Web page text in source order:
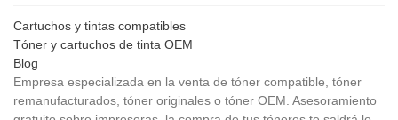
Cartuchos y tintas compatibles
Tóner y cartuchos de tinta OEM
Blog
Empresa especializada en la venta de tóner compatible, tóner
remanufacturados, tóner originales o tóner OEM. Asesoramiento